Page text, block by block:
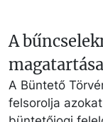
A
A Büntető
felsorolja